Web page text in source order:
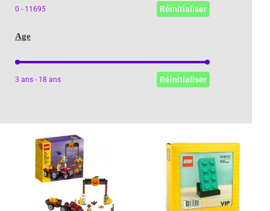
0 - 11695 Réinitialiser
Age
Age
3 ans - 18 ans Réinitialiser